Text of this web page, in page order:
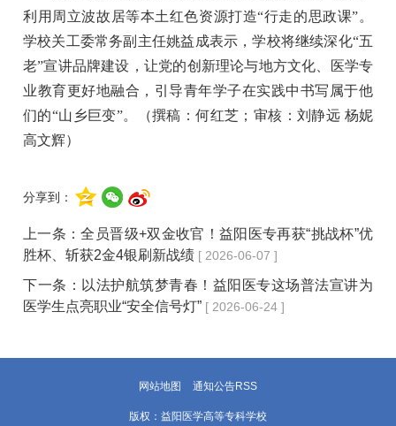
利用周立波故居等本土红色资源打造“行走的思政课”。
学校关工委常务副主任姚益成表示，学校将继续深化“五
老”宣讲品牌建设，让党的创新理论与地方文化、医学专
业教育更好地融合，引导青年学子在实践中书写属于他
们的“山乡巨变”。（撰稿：何红芝；审核：刘静远 杨妮
高文辉）
分享到：
上一条：全员晋级+双金收官！益阳医专再获“挑战杯”优
胜杯、斩获2金4银刷新战绩 [ 2026-06-07 ]
下一条： 以法护航筑梦青春！益阳医专这场普法宣讲为
医学生点亮职业“安全信号灯” [ 2026-06-24 ]
网站地图 通知公告RSS
版权：益阳医学高等专科学校